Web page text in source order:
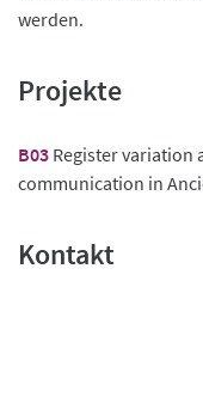
werden.
Projekte
B03 Register variation
communication in
Kontakt